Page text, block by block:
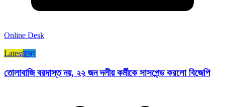
Online Desk
Latestরাজ্য​
তোলাবাজি বরদাস্ত নয়, ২২ জন দলীয় কর্মীকে সাসপেন্ড করলো বিজেপি